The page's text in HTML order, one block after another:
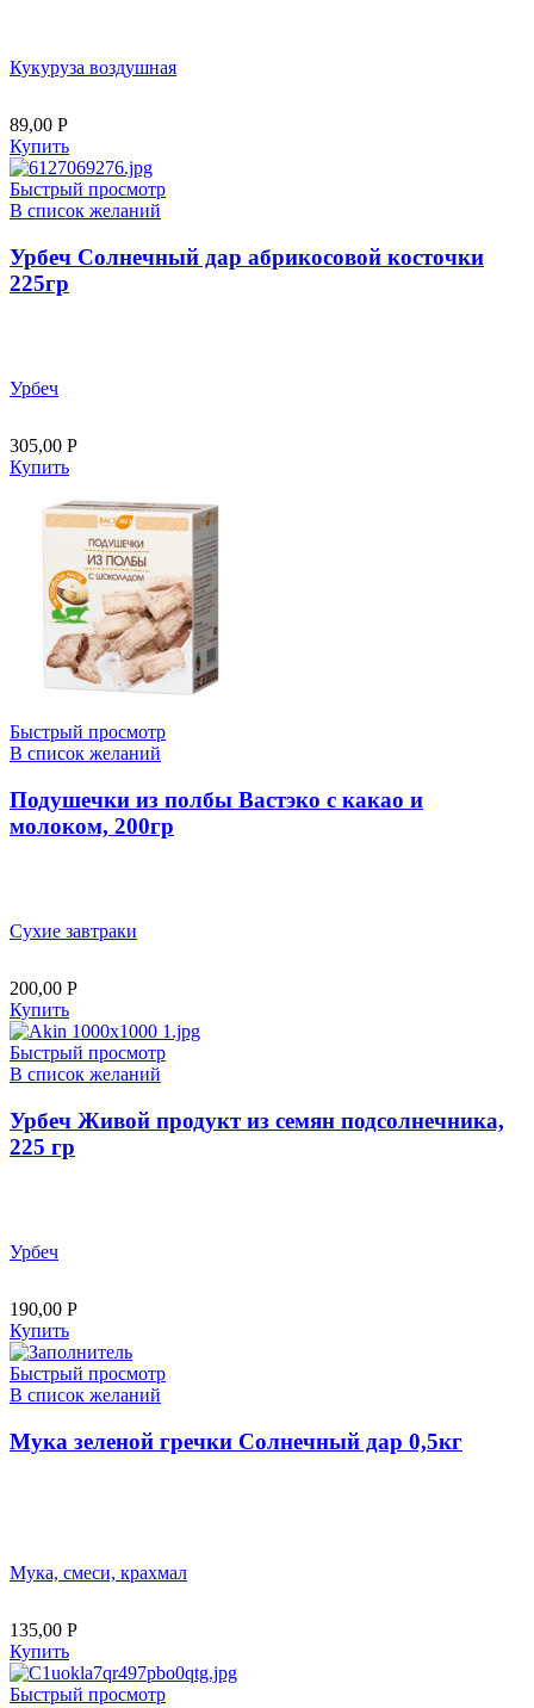
Кукуруза воздушная
89,00 Р
Купить
Быстрый просмотр
В список желаний
Урбеч Солнечный дар абрикосовой косточки
225гр
Урбеч
305,00 Р
Купить
Быстрый просмотр
В список желаний
Подушечки из полбы Вастэко с какао и
молоком, 200гр
Сухие завтраки
200,00 Р
Купить
Быстрый просмотр
В список желаний
Урбеч Живой продукт из семян подсолнечника,
225 гр
Урбеч
190,00 Р
Купить
Быстрый просмотр
В список желаний
Мука зеленой гречки Солнечный дар 0,5кг
Мука, смеси, крахмал
135,00 Р
Купить
Быстрый просмотр